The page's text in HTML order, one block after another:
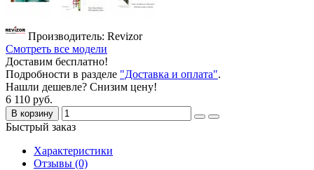
Производитель: Revizor
Смотреть все модели
Доставим бесплатно!
Подробности в разделе "Доставка и оплата".
Нашли дешевле? Снизим цену!
6 110 руб.
В корзину
Быстрый заказ
Характеристики
Отзывы (0)